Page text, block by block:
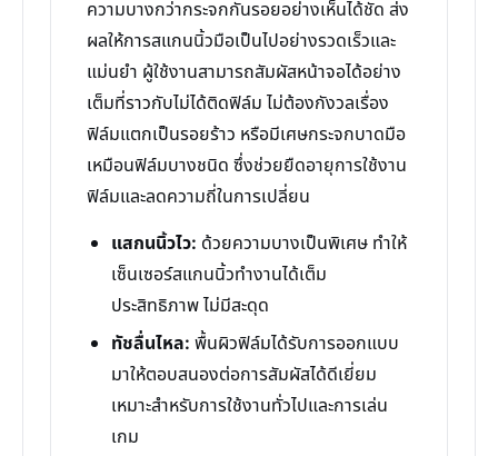
ความบางกว่ากระจกกันรอยอย่างเห็นได้ชัด ส่ง
ผลให้การสแกนนิ้วมือเป็นไปอย่างรวดเร็วและ
แม่นยำ ผู้ใช้งานสามารถสัมผัสหน้าจอได้อย่าง
เต็มที่ราวกับไม่ได้ติดฟิล์ม ไม่ต้องกังวลเรื่อง
ฟิล์มแตกเป็นรอยร้าว หรือมีเศษกระจกบาดมือ
เหมือนฟิล์มบางชนิด ซึ่งช่วยยืดอายุการใช้งาน
ฟิล์มและลดความถี่ในการเปลี่ยน
แสกนนิ้วไว: ด้วยความบางเป็นพิเศษ ทำให้
เซ็นเซอร์สแกนนิ้วทำงานได้เต็ม
ประสิทธิภาพ ไม่มีสะดุด
ทัชลื่นไหล: พื้นผิวฟิล์มได้รับการออกแบบ
มาให้ตอบสนองต่อการสัมผัสได้ดีเยี่ยม
เหมาะสำหรับการใช้งานทั่วไปและการเล่น
เกม